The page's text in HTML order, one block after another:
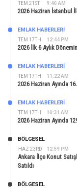
TEM 21ST 9:40 AM
2026 Haziran İstanbul
TEM 17TH 12:44 PM
EMLAK HABERLERI
2026 İlk 6 Aylık
TEM 17TH 11:22 AM
EMLAK HABERLERI
2026 Haziran Ayında
TEM 17TH 10:31 AM
EMLAK HABERLERI
2026 Haziran Ayında
HAZ 23RD 12:59 PM
BÖLGESEL
Ankara İlçe Konut
Satıldı
BÖLGESEL